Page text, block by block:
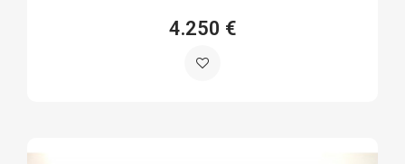
4.250 €